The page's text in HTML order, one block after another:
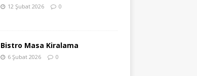
12 Şubat 2026 0
Bistro Masa Kiralama
6 Şubat 2026 0